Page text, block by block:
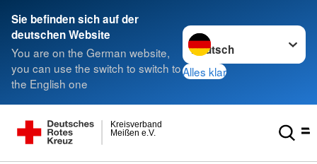
Sie befinden sich auf der
deutschen Website
You are on the German website,
you can use the switch to switch to
the English one
Sprache wechseln zu
Alles klar
Meißen e.V.
Kreisverband